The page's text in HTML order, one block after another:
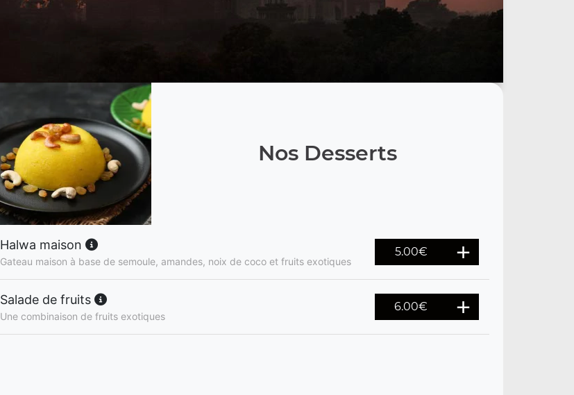
Nos Desserts
Halwa maison
Gateau maison à base de semoule, amandes, noix de coco et fruits exotiques
5.00€
Salade de fruits
Une combinaison de fruits exotiques
6.00€